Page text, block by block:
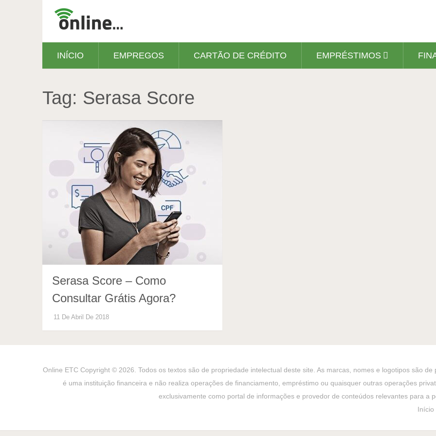
INÍCIO EMPREGOS CARTÃO DE CRÉDITO EMPRÉSTIMOS
Tag: Serasa Score
Serasa Score – Como
Consultar Grátis Agora?
11 De Abril De 2018
Online ETCCopyright © 2026. Todos os textos são de propriedade intelectual deste site. As marcas, nomes e logotipos são
é uma instituição financeira e não realiza operações de financiamento, empréstimo ou quaisquer outras operações
exclusivamente como portal de informações e provedor de conteúdos relevantes para a
Início